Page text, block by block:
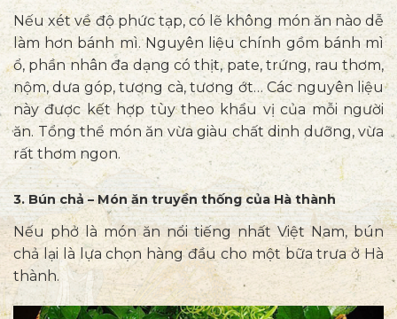
Nếu xét về độ phức tạp, có lẽ không món ăn nào dễ
làm hơn bánh mì. Nguyên liệu chính gồm bánh mì
ổ, phần nhân đa dạng có thịt, pate, trứng, rau thơm,
nộm, dưa góp, tương cà, tương ớt… Các nguyên liệu
này được kết hợp tùy theo khẩu vị của mỗi người
ăn. Tổng thể món ăn vừa giàu chất dinh dưỡng, vừa
rất thơm ngon.
3. Bún chả – Món ăn truyền thống của Hà thành
Nếu phở là món ăn nổi tiếng nhất Việt Nam, bún
chả lại là lựa chọn hàng đầu cho một bữa trưa ở Hà
thành.